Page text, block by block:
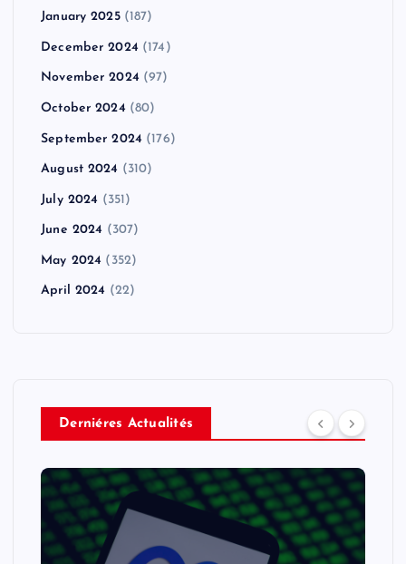
January 2025(187)
December 2024 (174)
November 2024 (97)
October 2024 (80)
September 2024 (176)
August 2024 (310)
July 2024 (351)
June 2024 (307)
May 2024 (352)
April 2024 (22)
Derniéres Actualités